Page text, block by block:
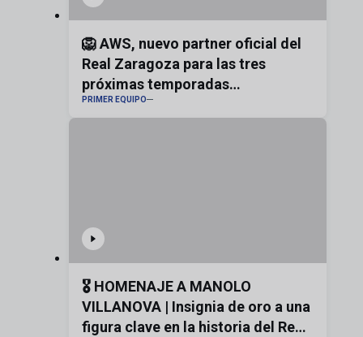
🦁 AWS, nuevo partner oficial del
Real Zaragoza para las tres
próximas temporadas
#realzaragoza
PRIMER EQUIPO
🎖️ HOMENAJE A MANOLO
VILLANOVA | Insignia de oro a una
figura clave en la historia del Real